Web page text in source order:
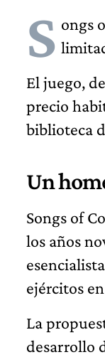
S ongs
El juego,
precio
biblioteca
Un
Songs of
los años
ejércitos
La
desarrollo